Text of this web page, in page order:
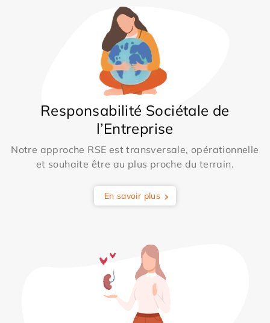
Responsabilité Sociétale de
l’Entreprise
Notre approche RSE est transversale, opérationnelle
et souhaite être au plus proche du terrain.
En savoir plus